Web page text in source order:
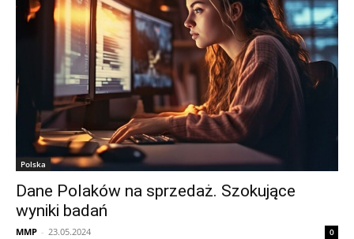
Polska
Dane Polaków na sprzedaż. Szokujące
wyniki badań
MMP - 23.05.2024 0